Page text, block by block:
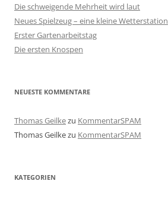
Die schweigende Mehrheit wird laut
Neues Spielzeug – eine kleine Wetterstation
Erster Gartenarbeitstag
Die ersten Knospen
NEUESTE KOMMENTARE
Thomas Geilkezu KommentarSPAM
Thomas Geilkezu KommentarSPAM
KATEGORIEN